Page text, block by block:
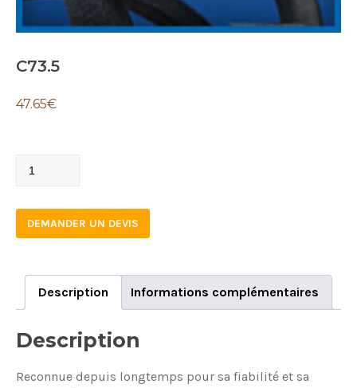
C73.5
47.65€
C73.5
DEMANDER UN DEVIS
Description Informations complémentaires
Description
Reconnue depuis longtemps pour sa fiabilité et sa